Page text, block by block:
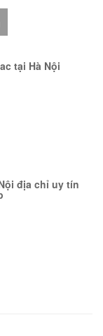
tại Hà Nội
địa chỉ uy tín